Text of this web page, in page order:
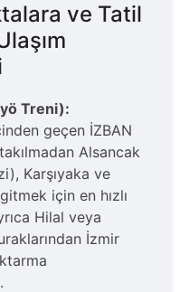
ve Tatil
Treni):
geçen İZBAN
Alsancak
Karşıyaka ve
için en hızlı
Hilal veya
İzmir